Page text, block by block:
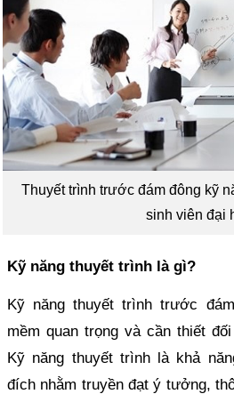
Thuyết trình trước đám đông kỹ
sinh viên đại
Kỹ năng thuyết trình là gì?
Kỹ năng thuyết trình trước
mềm quan trọng và cần thiết
Kỹ năng thuyết trình là khả
đích nhằm truyền đạt ý tưởng,